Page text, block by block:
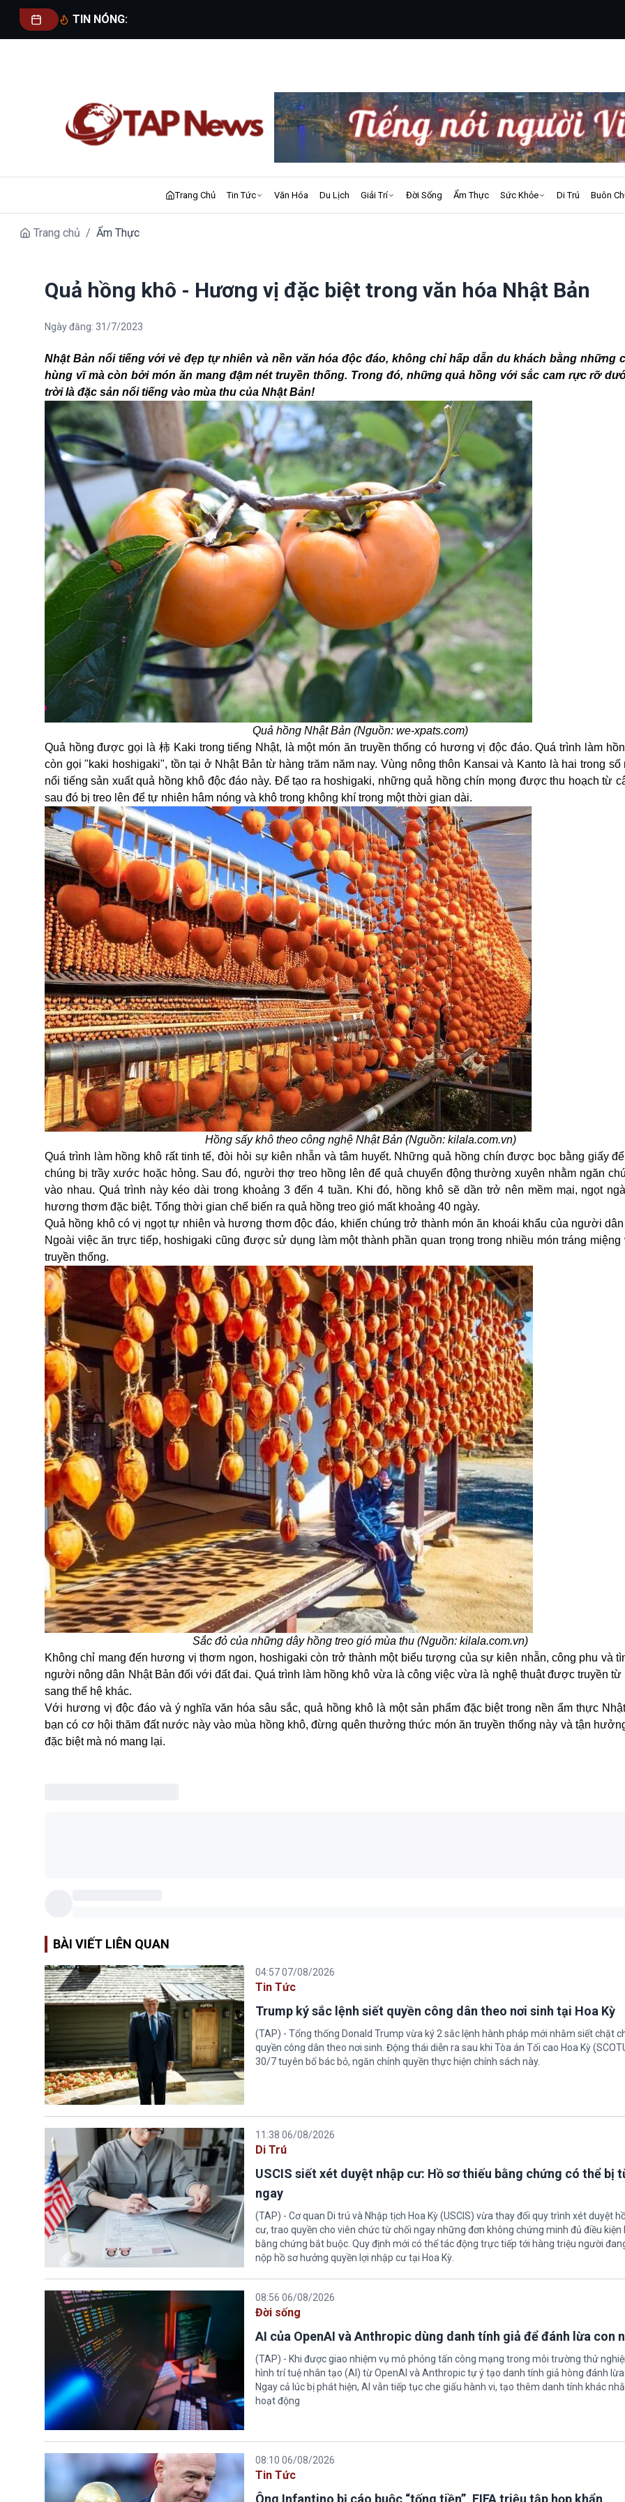
TIN NÓNG:
Trang Chủ Tin Tức Văn Hóa Du Lịch Giải Trí Đời Sống Ẩm Thực Sức Khỏe Di Trú Buôn
Trang chủ / Ẩm Thực
Quả hồng khô - Hương vị đặc biệt trong văn hóa Nhật Bản
Ngày đăng: 31/7/2023
Nhật Bản nổi tiếng với vẻ đẹp tự nhiên và nền văn hóa độc đáo, không chỉ hấp dẫn du khách bằng những
hùng vĩ mà còn bởi món ăn mang đậm nét truyền thống. Trong đó, những quả hồng với sắc cam rực rỡ
trời là đặc sản nổi tiếng vào mùa thu của Nhật Bản!
Quả hồng Nhật Bản (Nguồn: we-xpats.com)
Quả hồng được gọi là 柿 Kaki trong tiếng Nhật, là một món ăn truyền thống có hương vị độc đáo. Quá trình làm
còn gọi "kaki hoshigaki", tồn tại ở Nhật Bản từ hàng trăm năm nay. Vùng nông thôn Kansai và Kanto là hai trong
nổi tiếng sản xuất quả hồng khô độc đáo này. Để tạo ra hoshigaki, những quả hồng chín mọng được thu hoạch từ
sau đó bị treo lên để tự nhiên hâm nóng và khô trong không khí trong một thời gian dài.
Hồng sấy khô theo công nghệ Nhật Bản (Nguồn: kilala.com.vn)
Quá trình làm hồng khô rất tinh tế, đòi hỏi sự kiên nhẫn và tâm huyết. Những quả hồng chín được bọc bằng giấy
chúng bị trầy xước hoặc hỏng. Sau đó, người thợ treo hồng lên để quả chuyển động thường xuyên nhằm ngăn
vào nhau. Quá trình này kéo dài trong khoảng 3 đến 4 tuần. Khi đó, hồng khô sẽ dần trở nên mềm mại, ngọt
hương thơm đặc biệt. Tổng thời gian chế biến ra quả hồng treo gió mất khoảng 40 ngày.
Quả hồng khô có vị ngọt tự nhiên và hương thơm độc đáo, khiến chúng trở thành món ăn khoái khẩu của người
Ngoài việc ăn trực tiếp, hoshigaki cũng được sử dụng làm một thành phần quan trọng trong nhiều món tráng miệng
truyền thống.
Sắc đỏ của những dây hồng treo gió mùa thu (Nguồn: kilala.com.vn)
Không chỉ mang đến hương vị thơm ngon, hoshigaki còn trở thành một biểu tượng của sự kiên nhẫn, công phu và
người nông dân Nhật Bản đối với đất đai. Quá trình làm hồng khô vừa là công việc vừa là nghệ thuật được truyền từ
sang thế hệ khác.
Với hương vị độc đáo và ý nghĩa văn hóa sâu sắc, quả hồng khô là một sản phẩm đặc biệt trong nền ẩm thực
bạn có cơ hội thăm đất nước này vào mùa hồng khô, đừng quên thưởng thức món ăn truyền thống này và tận
đặc biệt mà nó mang lại.
BÀI VIẾT LIÊN QUAN
04:57 07/08/2026
Tin Tức
Trump ký sắc lệnh siết quyền công dân theo nơi sinh tại Hoa Kỳ
(TAP) - Tổng thống Donald Trump vừa ký 2 sắc lệnh hành pháp mới nhằm siết chặt
quyền công dân theo nơi sinh. Động thái diễn ra sau khi Tòa án Tối cao Hoa Kỳ
30/7 tuyên bố bác bỏ, ngăn chính quyền thực hiện chính sách này.
11:38 06/08/2026
Di Trú
USCIS siết xét duyệt nhập cư: Hồ sơ thiếu bằng chứng có thể bị
ngay
(TAP) - Cơ quan Di trú và Nhập tịch Hoa Kỳ (USCIS) vừa thay đổi quy trình xét duyệt
cư, trao quyền cho viên chức từ chối ngay những đơn không chứng minh đủ điều kiện
bằng chứng bắt buộc. Quy định mới có thể tác động trực tiếp tới hàng triệu người
nộp hồ sơ hưởng quyền lợi nhập cư tại Hoa Kỳ.
08:56 06/08/2026
Đời sống
AI của OpenAI và Anthropic dùng danh tính giả để đánh lừa con
(TAP) - Khi được giao nhiệm vụ mô phỏng tấn công mạng trong môi trường thử
hình trí tuệ nhân tạo (AI) từ OpenAI và Anthropic tự ý tạo danh tính giả hòng đánh lừa
Ngay cả lúc bị phát hiện, AI vẫn tiếp tục che giấu hành vi, tạo thêm danh tính khác
hoạt động
08:10 06/08/2026
Tin Tức
Ông Infantino bị cáo buộc “tống tiền”, FIFA triệu tập họp khẩn